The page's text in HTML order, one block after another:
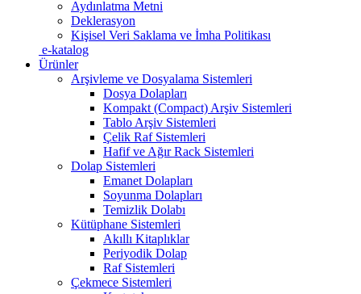
Aydınlatma Metni
Deklerasyon
Kişisel Veri Saklama ve İmha Politikası
e-katalog
Ürünler
Arşivleme ve Dosyalama Sistemleri
Dosya Dolapları
Kompakt (Compact) Arşiv Sistemleri
Tablo Arşiv Sistemleri
Çelik Raf Sistemleri
Hafif ve Ağır Rack Sistemleri
Dolap Sistemleri
Emanet Dolapları
Soyunma Dolapları
Temizlik Dolabı
Kütüphane Sistemleri
Akıllı Kitaplıklar
Periyodik Dolap
Raf Sistemleri
Çekmece Sistemleri